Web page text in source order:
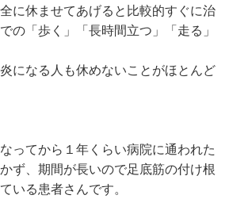
に休ませてあげると比較的すぐに治
の「歩く」「長時間立つ」「走る」
になる人も休めないことがほとんど
ってから１年くらい病院に通われた
ず、期間が長いので足底筋の付け根
いる患者さんです。